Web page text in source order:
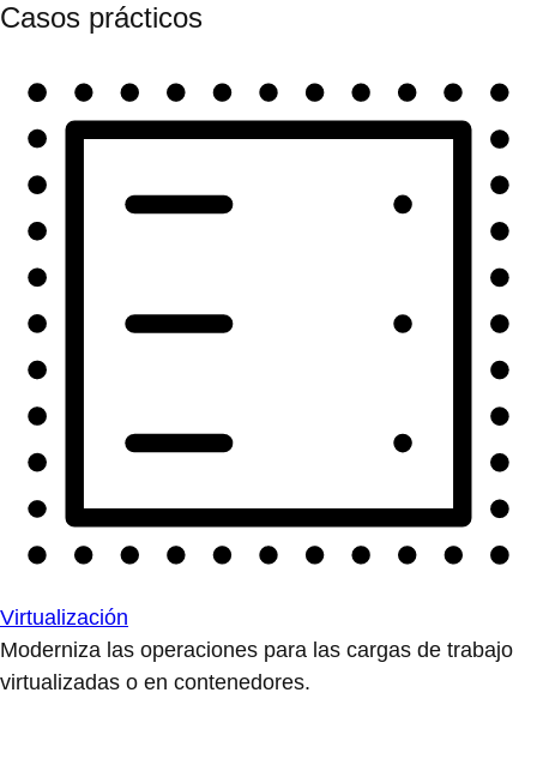
Casos prácticos
Virtualización
Moderniza las operaciones para las cargas de trabajo
virtualizadas o en contenedores.